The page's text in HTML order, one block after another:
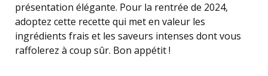
présentation élégante. Pour la rentrée de 2024,
adoptez cette recette qui met en valeur les
ingrédients frais et les saveurs intenses dont vous
raffolerez à coup sûr. Bon appétit !